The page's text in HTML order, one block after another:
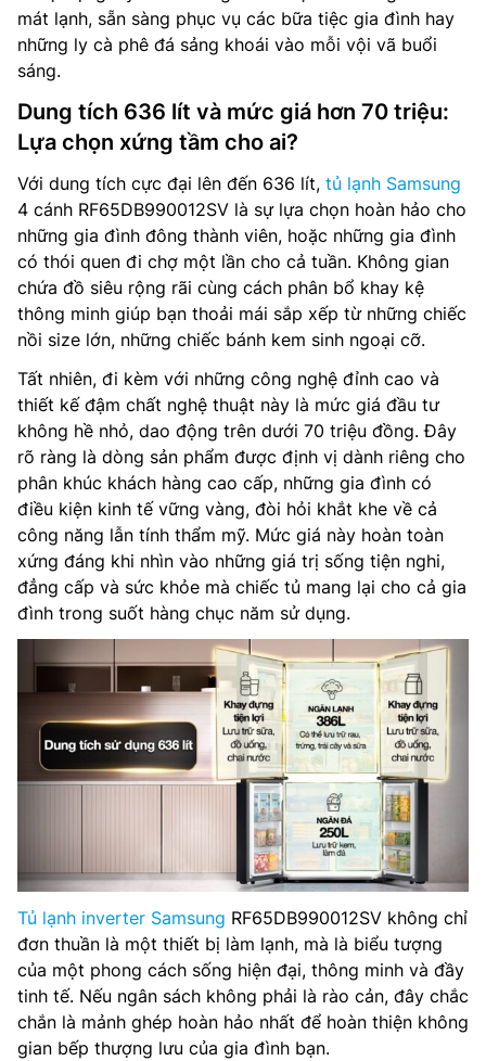
mát lạnh, sẵn sàng phục vụ các bữa tiệc gia đình hay
những ly cà phê đá sảng khoái vào mỗi vội vã buổi
sáng.
Dung tích 636 lít và mức giá hơn 70 triệu:
Lựa chọn xứng tầm cho ai?
Với dung tích cực đại lên đến 636 lít, tủ lạnh Samsung
4 cánh RF65DB990012SV là sự lựa chọn hoàn hảo cho
những gia đình đông thành viên, hoặc những gia đình
có thói quen đi chợ một lần cho cả tuần. Không gian
chứa đồ siêu rộng rãi cùng cách phân bổ khay kệ
thông minh giúp bạn thoải mái sắp xếp từ những chiếc
nồi size lớn, những chiếc bánh kem sinh ngoại cỡ.
Tất nhiên, đi kèm với những công nghệ đỉnh cao và
thiết kế đậm chất nghệ thuật này là mức giá đầu tư
không hề nhỏ, dao động trên dưới 70 triệu đồng. Đây
rõ ràng là dòng sản phẩm được định vị dành riêng cho
phân khúc khách hàng cao cấp, những gia đình có
điều kiện kinh tế vững vàng, đòi hỏi khắt khe về cả
công năng lẫn tính thẩm mỹ. Mức giá này hoàn toàn
xứng đáng khi nhìn vào những giá trị sống tiện nghi,
đẳng cấp và sức khỏe mà chiếc tủ mang lại cho cả gia
đình trong suốt hàng chục năm sử dụng.
Tủ lạnh inverter Samsung RF65DB990012SV không chỉ
đơn thuần là một thiết bị làm lạnh, mà là biểu tượng
của một phong cách sống hiện đại, thông minh và đầy
tinh tế. Nếu ngân sách không phải là rào cản, đây chắc
chắn là mảnh ghép hoàn hảo nhất để hoàn thiện không
gian bếp thượng lưu của gia đình bạn.